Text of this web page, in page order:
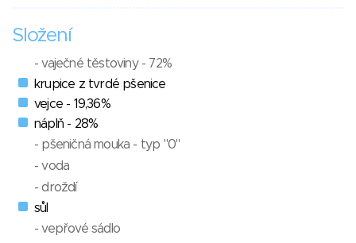
Složení
- vaječné těstoviny - 72%
krupice z tvrdé pšenice
vejce - 19,36%
náplň - 28%
- pšeničná mouka - typ "0"
- voda
- droždí
sůl
- vepřové sádlo